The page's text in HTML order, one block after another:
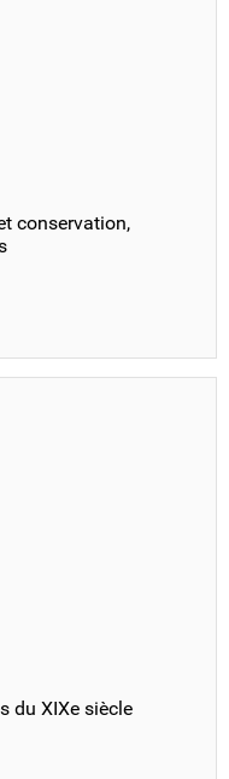
conservation,
du XIXe siècle